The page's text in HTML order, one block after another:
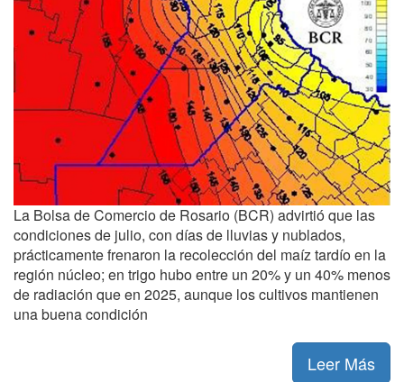
La Bolsa de Comercio de Rosario (BCR) advirtió que las
condiciones de julio, con días de lluvias y nublados,
prácticamente frenaron la recolección del maíz tardío en la
región núcleo; en trigo hubo entre un 20% y un 40% menos
de radiación que en 2025, aunque los cultivos mantienen
una buena condición
Leer Más